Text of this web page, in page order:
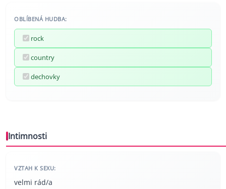
OBLÍBENÁ HUDBA:
rock
country
dechovky
Intimnosti
VZTAH K SEXU:
velmi rád/a